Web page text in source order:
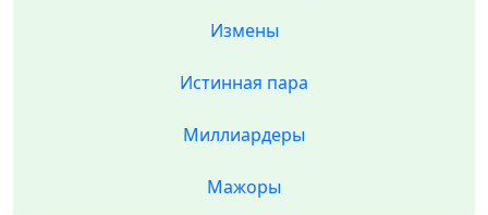
Измены
Истинная пара
Миллиардеры
Мажоры